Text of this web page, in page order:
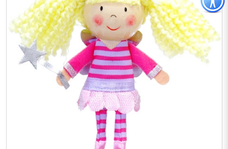
תפריט
נגישות